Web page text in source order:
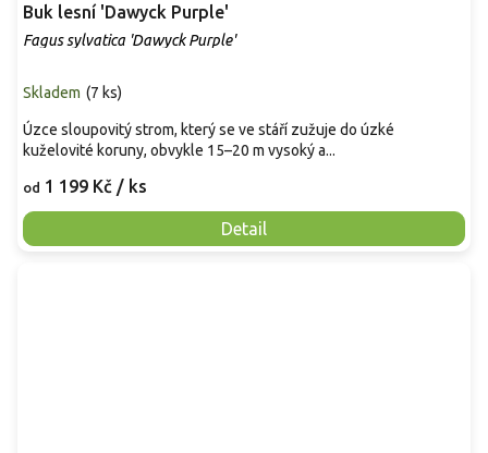
Buk lesní 'Dawyck Purple'
Fagus sylvatica 'Dawyck Purple'
Skladem (7 ks)
od 1 199 Kč / ks
Detail
Úzce sloupovitý strom, který se ve stáří zužuje do úzké
kuželovité koruny, obvykle 15–20 m vysoký a...